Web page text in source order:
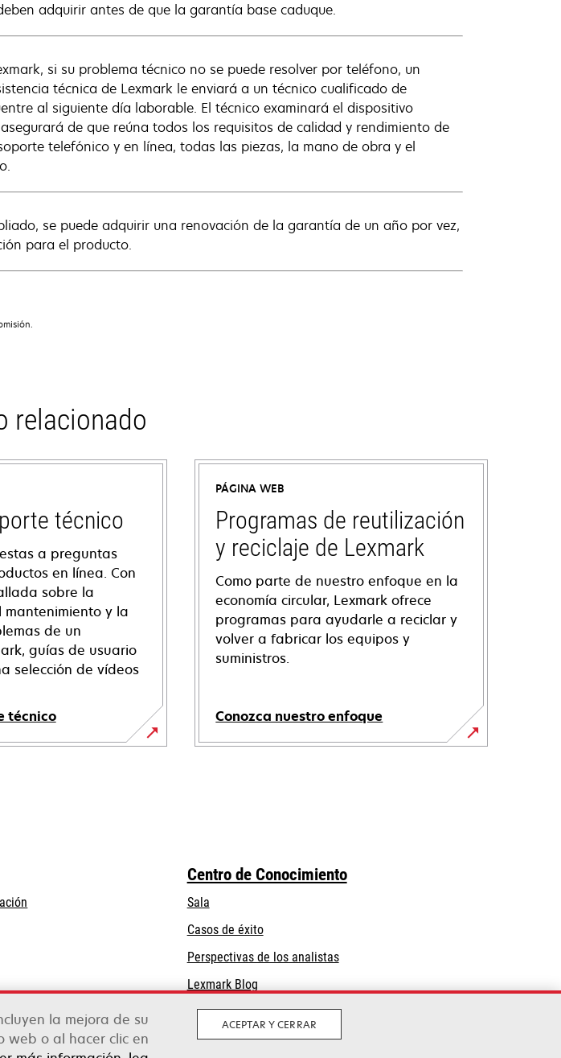
adquirir antes de que la garantía base caduque.
si su problema técnico no se puede resolver por teléfono, un
técnica de Lexmark le enviará a un técnico cualificado de
al siguiente día laborable. El técnico examinará el dispositivo
de que reúna todos los requisitos de calidad y rendimiento de
telefónico y en línea, todas las piezas, la mano de obra y el
se puede adquirir una renovación de la garantía de un año por vez,
para el producto.
relacionado
técnico
a preguntas
en línea. Con
sobre la
mantenimiento y la
de un
guías de usuario
selección de vídeos
técnico
PÁGINA WEB
Programas de reutilización
y reciclaje de Lexmark
Como parte de nuestro enfoque en la
economía circular, Lexmark ofrece
programas para ayudarle a reciclar y
volver a fabricar los equipos y
suministros.
Conozca nuestro enfoque
Centro de Conocimiento
Sala
Casos de éxito
Perspectivas de los analistas
Lexmark Blog
la mejora de su
web o al hacer clic en
ACEPTAR Y CERRAR